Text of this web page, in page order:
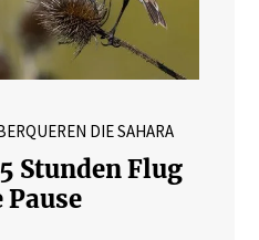
DIE SAHARA
Stunden Flug
Pause